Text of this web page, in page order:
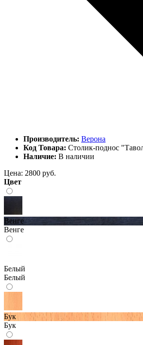
Производитель: Верона
Код Товара: Столик-поднос
Наличие: В наличии
Цена: 2800 руб.
Цвет
Венге
Венге
Белый
Белый
Бук
Бук